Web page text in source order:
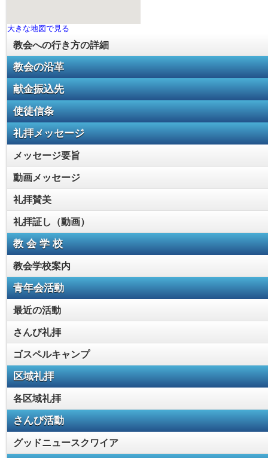
大きな地図で見る
教会への行き方の詳細
教会の沿革
献金振込先
使徒信条
礼拝メッセージ
メッセージ要旨
動画メッセージ
礼拝賛美
礼拝証し（動画）
教 会 学 校
教会学校案内
青年会活動
最近の活動
さんび礼拝
ゴスペルキャンプ
区域礼拝
各区域礼拝
さんび活動
グッドニュースクワイア